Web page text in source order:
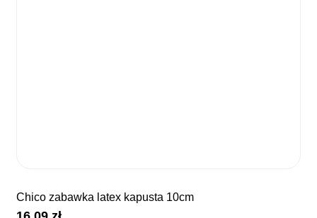
chico zabawka latex kapusta 10cm